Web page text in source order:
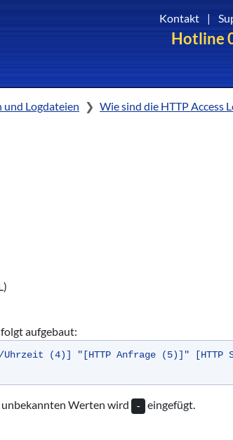
Hotline
Kontakt |
und Logdateien Wie sind die HTTP Access
aufgebaut:
(4)] "[HTTP Anfrage (5)]" [HTTP
unbekannten Werten wird - eingefügt.